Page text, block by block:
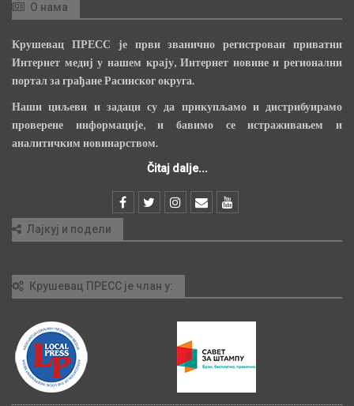
О нама
Крушевац ПРЕСС је први званично регистрован приватни
Интернет медиј у нашем крају, Интернет новине и регионални
портал за грађане Расинског округа.
Наши циљеви и задаци су да прикупљамо и дистрибуирамо
проверене информације, и бавимо се истраживањем и
аналитичким новинарством.
Čitaj dalje...
Лајкуј и подели
Крушевац ПРЕСС је члан у: